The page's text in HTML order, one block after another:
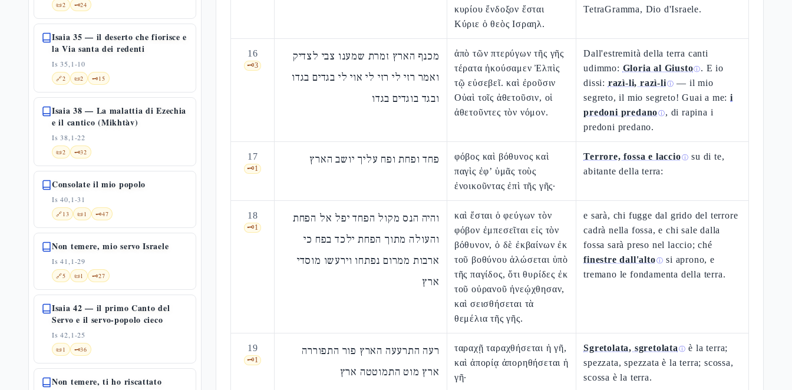
📜2 🗝️24
Isaia 35 — il deserto che fiorisce e
la Via santa dei redenti
Is 35,1-10
🔗2 📜2 🗝️15
Isaia 38 — La malattia di Ezechia
e il cantico (Mikhtàv)
Is 38,1-22
📜2 🗝️32
Consolate il mio popolo
Is 40,1-31
🔗13 📜1 🗝️47
Non temere, mio servo Israele
Is 41,1-29
🔗5 📜1 🗝️27
Isaia 42 — il primo Canto del
Servo e il servo-popolo cieco
Is 42,1-25
📜1 🗝️36
Non temere, ti ho riscattato
κυρίου ἔνδοξον ἔσται
Κύριε ὁ θεὸς Ισραηλ.
TetraGramma, Dio d'Israele.
16
🗝️3
מכנף הארץ זמרת שמענו צבי לצדיק
ואמר רזי לי רזי לי אוי לי בגדים בגדו
ובגד בוגדים בגדו
ἀπὸ τῶν πτερύγων τῆς γῆς
τέρατα ἠκούσαμεν Ἐλπὶς
τῷ εὐσεβεῖ. καὶ ἐροῦσιν
Οὐαὶ τοῖς ἀθετοῦσιν, οἱ
ἀθετοῦντες τὸν νόμον.
Dall'estremità della terra canti
udimmo: Gloria al Giustoⓘ. E io
dissi: razì-li, razì-liⓘ — il mio
segreto, il mio segreto! Guai a me:i
predoni predanoⓘ, di rapina i
predoni predano.
17
🗝️1
פחד ופחת ופח עליך יושב הארץ
φόβος καὶ βόθυνος καὶ
παγὶς ἐφ’ ὑμᾶς τοὺς
ἐνοικοῦντας ἐπὶ τῆς γῆς·
Terrore, fossa e laccioⓘ su di te,
abitante della terra:
18
🗝️1
והיה הנס מקול הפחד יפל אל הפחת
והעולה מתוך הפחת ילכד בפח כי
ארבות ממרום נפתחו וירעשו מוסדי
ארץ
καὶ ἔσται ὁ φεύγων τὸν
φόβον ἐμπεσεῖται εἰς τὸν
βόθυνον, ὁ δὲ ἐκβαίνων ἐκ
τοῦ βοθύνου ἁλώσεται ὑπὸ
τῆς παγίδος, ὅτι θυρίδες ἐκ
τοῦ οὐρανοῦ ἠνεῴχθησαν,
καὶ σεισθήσεται τὰ
θεμέλια τῆς γῆς.
e sarà, chi fugge dal grido del terrore
cadrà nella fossa, e chi sale dalla
fossa sarà preso nel laccio; ché
finestre dall'altoⓘ si aprono, e
tremano le fondamenta della terra.
19
🗝️1
רעה התרעעה הארץ פור התפוררה
ארץ מוט התמוטטה ארץ
ταραχῇ ταραχθήσεται ἡ γῆ,
καὶ ἀπορίᾳ ἀπορηθήσεται ἡ
γῆ·
Sgretolata, sgretolata ⓘ è la terra;
spezzata, spezzata è la terra; scossa,
scossa è la terra.